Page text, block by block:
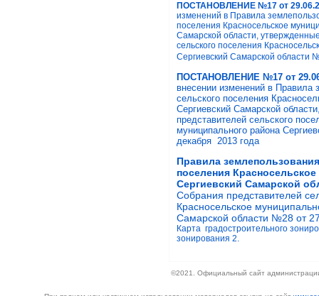
ПОСТАНОВЛЕНИЕ №17 от
изменений в Правила
поселения Красносельское
Самарской области,
сельского поселения
Сергиевский Самарской области
ПОСТАНОВЛЕНИЕ №17 от
внесении изменений в Правила
сельского поселения
Сергиевский Самарской
представителей сельского
муниципального района
декабря 2013 года
Правила
поселения
Сергиевский Самарской
Собрания представителей
Красносельское
Самарской области №28 от
Карта градостроительного
зонирования 2.
©2021. Официальный сайт